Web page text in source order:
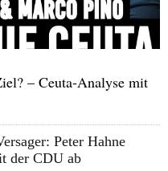
– Ceuta-Analyse mit
Peter Hahne
der CDU ab